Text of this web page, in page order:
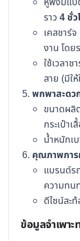
ราว 4 ชั่ว
เคสชาร์จ
งาน โดย
ใช้เวลา
สาย (มีใ
พกพาสะดว
ขนาดผ
กระเป๋า
น้ำหนักเ
คุณภาพกา
แบรนด์ร
ความทน
ดีไซน์สะ
ข้อมูลจำเพา